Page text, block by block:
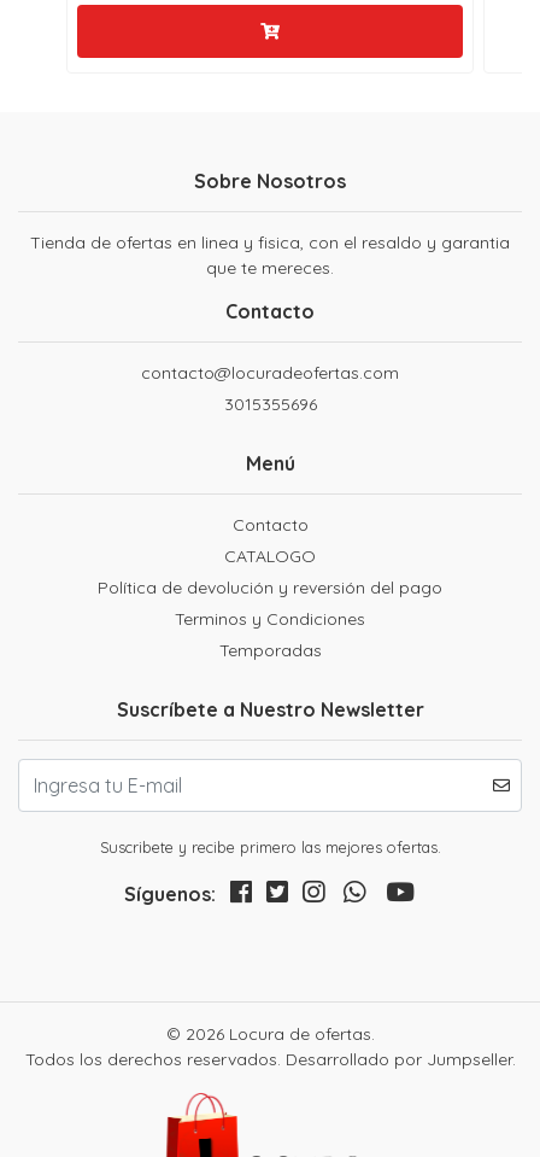
Sobre Nosotros
Tienda de ofertas en linea y fisica, con el resaldo y garantia
que te mereces.
Contacto
contacto@locuradeofertas.com
3015355696
Menú
Contacto
CATALOGO
Política de devolución y reversión del pago
Terminos y Condiciones
Temporadas
Suscríbete a Nuestro Newsletter
Suscribete y recibe primero las mejores ofertas.
Síguenos:
© 2026 Locura de ofertas.
Todos los derechos reservados. Desarrollado por Jumpseller.